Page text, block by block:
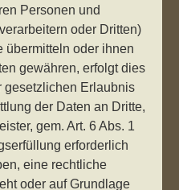
Personen und
oder Dritten)
übermitteln oder ihnen
gewähren, erfolgt dies
gesetzlichen Erlaubnis
der Daten an Dritte,
gem. Art. 6 Abs. 1
erforderlich
eine rechtliche
oder auf Grundlage